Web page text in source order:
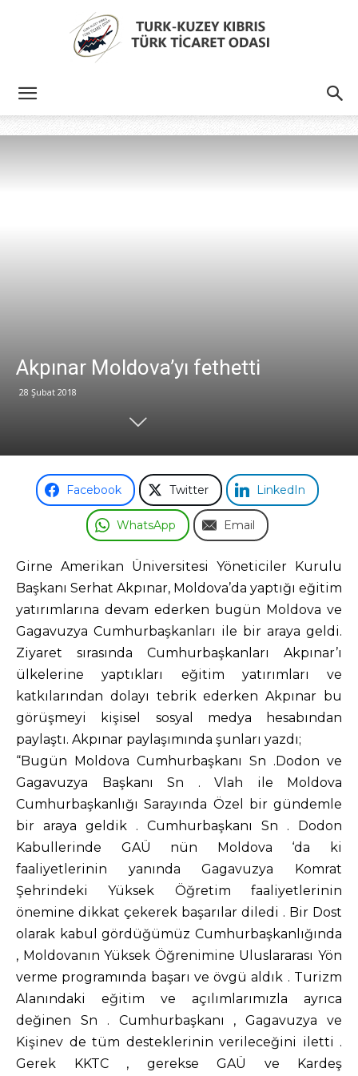
Akpınar Moldova’yı fethetti
28 Şubat 2018
Facebook Twitter LinkedIn
WhatsApp Email
Girne Amerikan Üniversitesi Yöneticiler Kurulu
Başkanı Serhat Akpınar, Moldova’da yaptığı eğitim
yatırımlarına devam ederken bugün Moldova ve
Gagavuzya Cumhurbaşkanları ile bir araya geldi.
Ziyaret sırasında Cumhurbaşkanları Akpınar’ı
ülkelerine yaptıkları eğitim yatırımları ve
katkılarından dolayı tebrik ederken Akpınar bu
görüşmeyi kişisel sosyal medya hesabından
paylaştı. Akpınar paylaşımında şunları yazdı;
“Bugün Moldova Cumhurbaşkanı Sn .Dodon ve
Gagavuzya Başkanı Sn . Vlah ile Moldova
Cumhurbaşkanlığı Sarayında Özel bir gündemle
bir araya geldik . Cumhurbaşkanı Sn . Dodon
Kabullerinde GAÜ nün Moldova ‘da ki
faaliyetlerinin yanında Gagavuzya Komrat
Şehrindeki Yüksek Öğretim faaliyetlerinin
önemine dikkat çekerek başarılar diledi . Bir Dost
olarak kabul gördüğümüz Cumhurbaşkanlığında
, Moldovanın Yüksek Öğrenimine Uluslararası Yön
verme programında başarı ve övgü aldık . Turizm
Alanındaki eğitim ve açılımlarımızla ayrıca
değinen Sn . Cumhurbaşkanı , Gagavuzya ve
Kişinev de tüm desteklerinin verileceğini iletti .
Gerek KKTC , gerekse GAÜ ve Kardeş